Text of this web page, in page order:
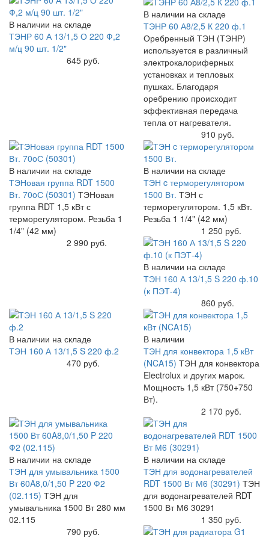
В наличии на складе
ТЭНР 60 А 13/1,5 О 220 Ф,2
м/ц 90 шт. 1/2"
645 руб.
В наличии на складе
ТЭНР 60 А8/2,5 К 220 ф.1
Оребренный ТЭН (ТЭНР)
используется в различный
электрокалориферных
установках и тепловых
пушках. Благодаря
оребрению происходит
эффективная передача
тепла от нагревателя.
910 руб.
В наличии на складе
ТЭНовая группа RDT 1500
Вт. 70oС (50301) ТЭНовая
группа RDT 1,5 кВт с
терморегулятором. Резьба 1
1/4" (42 мм)
2 990 руб.
В наличии на складе
ТЭН c терморегулятором
1500 Вт. ТЭН с
терморегулятором. 1,5 кВт.
Резьба 1 1/4" (42 мм)
1 250 руб.
В наличии на складе
ТЭН 160 А 13/1,5 S 220 ф.10
(к ПЭТ-4)
860 руб.
В наличии на складе
ТЭН 160 А 13/1,5 S 220 ф.2
470 руб.
В наличии
ТЭН для конвектора 1,5 кВт
(NCA15) ТЭН для конвектора
Electrolux и других марок.
Мощность 1,5 кВт (750+750
Вт).
2 170 руб.
В наличии на складе
ТЭН для умывальника 1500
Вт 60A8,0/1,50 P 220 Ф2
(02.115) ТЭН для
умывальника 1500 Вт 280 мм
02.115
790 руб.
В наличии на складе
ТЭН для водонагревателей
RDT 1500 Вт М6 (30291) ТЭН
для водонагревателей RDT
1500 Вт М6 30291
1 350 руб.